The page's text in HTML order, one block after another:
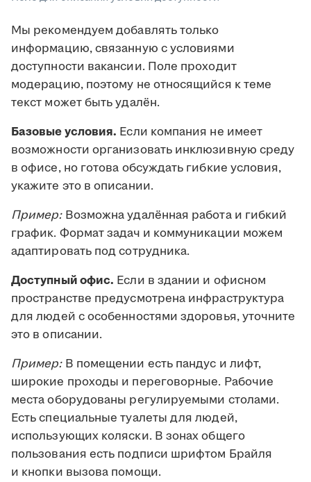
Мы рекомендуем добавлять только
информацию, связанную с условиями
доступности вакансии. Поле проходит
модерацию, поэтому не относящийся к теме
текст может быть удалён.
Базовые условия. Если компания не имеет
возможности организовать инклюзивную среду
в офисе, но готова обсуждать гибкие условия,
укажите это в описании.
Пример:Возможна удалённая работа и гибкий
график. Формат задач и коммуникации можем
адаптировать под сотрудника.
Доступный офис. Если в здании и офисном
пространстве предусмотрена инфраструктура
для людей с особенностями здоровья, уточните
это в описании.
Пример:В помещении есть пандус и лифт,
широкие проходы и переговорные. Рабочие
места оборудованы регулируемыми столами.
Есть специальные туалеты для людей,
использующих коляски. В зонах общего
пользования есть подписи шрифтом Брайля
и кнопки вызова помощи.